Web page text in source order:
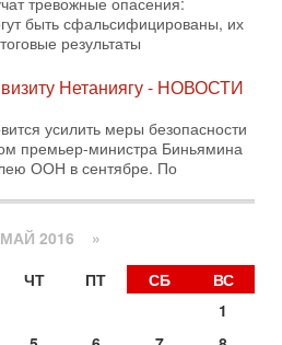
шанс - НОВОСТИ
объявил о возобновлении
пока не подтвердил
американского
Ирану - НОВОСТИ
сегодня заявил об отмене
Ирану после обращений
кто заберет его на этот
быть сфальсифицированы, их
результаты
Нетаниягу - НОВОСТИ
усилить меры безопасности
премьер-министра Биньямина
ООН в сентябре. По
2016 »
ЧТ ПТ СБ
ВС
1